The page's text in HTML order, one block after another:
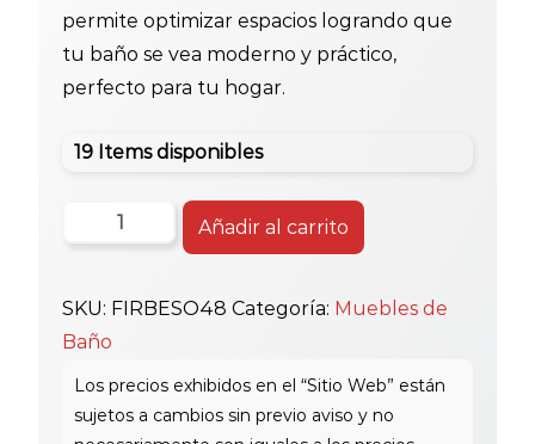
permite optimizar espacios logrando que
tu baño se vea moderno y práctico,
perfecto para tu hogar.
19 Items disponibles
Firplak
Mueb
Elev
48X43
G/S
cantidad
Añadir al carrito
SKU: FIRBESO48 Categoría: Muebles de
Baño